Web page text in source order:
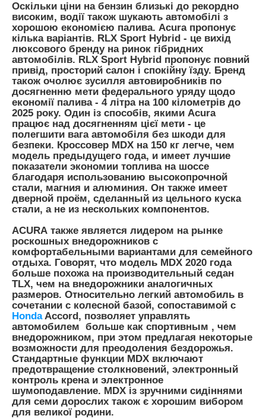
Оскільки ціни на бензин близькі до рекордно
високим, водії також шукають автомобілі з
хорошою економією палива. Acura пропонує
кілька варіантів. RLX Sport Hybrid - це вихід
люксового бренду на ринок гібридних
автомобілів. RLX Sport Hybrid пропонує повний
привід, просторий салон і спокійну їзду. Бренд
також очолює зусилля автовиробників по
досягненню мети федерального уряду щодо
економії палива - 4 літра на 100 кілометрів до
2025 року. Один із способів, якими Acura
працює над досягненням цієї мети - це
полегшити вага автомобіля без шкоди для
безпеки. Кроссовер MDX на 150 кг легче, чем
модель предыдущего года, и имеет лучшие
показатели экономии топлива на шоссе
благодаря использованию высокопрочной
стали, магния и алюминия. Он также имеет
дверной проём, сделанный из цельного куска
стали, а не из нескольких компонентов.
ACURA также является лидером на рынке
роскошных внедорожников с
комфортабельными вариантами для семейного
отдыха. Говорят, что модель MDX 2020 года
больше похожа на производительный седан
TLX, чем на внедорожники аналогичных
размеров. Относительно легкий автомобиль в
сочетании с колесной базой, сопоставимой с
HondaAccord, позволяет управлять
автомобилем больше как спортивным , чем
внедорожником, при этом предлагая некоторые
возможности для преодоления бездорожья.
Стандартные функции MDX включают
предотвращение столкновений, электронный
контроль крена и электронное
шумоподавление. MDX із зручними сидіннями
для семи дорослих також є хорошим вибором
для великої родини.